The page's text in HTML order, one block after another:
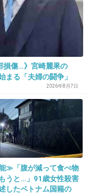
ように。
人達が笑顔の耐
しい。紛争で怯
たれて、特に子
しい。そんな世
年に一度だけじ
損傷…》宮崎麗果の
まる「夫婦の闘争」
2026年8月7日
≫「腹が減って食べ物
うと…」91歳女性殺害
したベトナム国籍の